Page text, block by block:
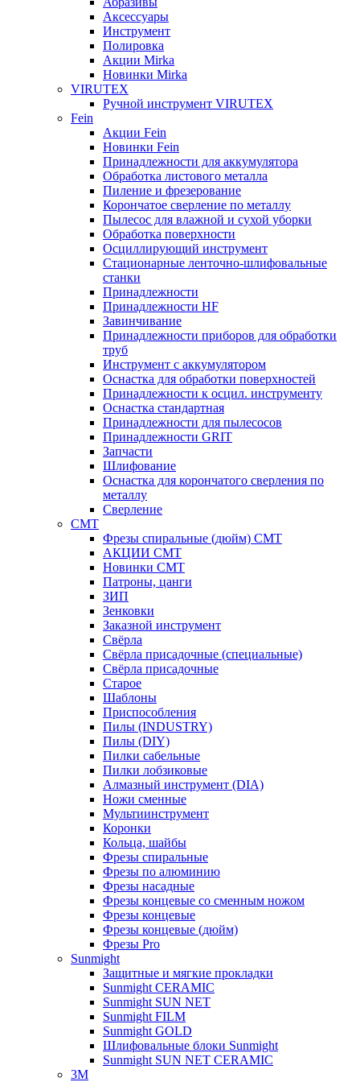
Аксессуары
Инструмент
Полировка
Акции Mirka
Новинки Mirka
VIRUTEX
Ручной инструмент VIRUTEX
Fein
Акции Fein
Новинки Fein
Принадлежности для аккумулятора
Обработка листового металла
Пиление и фрезерование
Корончатое сверление по металлу
Пылесос для влажной и сухой уборки
Обработка поверхности
Осциллирующий инструмент
Стационарные ленточно-шлифовальные
станки
Принадлежности
Принадлежности HF
Завинчивание
Принадлежности приборов для обработки
труб
Инструмент с аккумулятором
Оснастка для обработки поверхностей
Принадлежности к осцил. инструменту
Оснастка стандартная
Принадлежности для пылесосов
Принадлежности GRIT
Запчасти
Шлифование
Оснастка для корончатого сверления по
металлу
Сверление
CMT
Фрезы спиральные (дюйм) СМТ
АКЦИИ СМТ
Новинки CMT
Патроны, цанги
ЗИП
Зенковки
Заказной инструмент
Свёрла
Свёрла присадочные (специальные)
Свёрла присадочные
Старое
Шаблоны
Приспособления
Пилы (INDUSTRY)
Пилы (DIY)
Пилки сабельные
Пилки лобзиковые
Алмазный инструмент (DIA)
Ножи сменные
Мультиинструмент
Коронки
Кольца, шайбы
Фрезы спиральные
Фрезы по алюминию
Фрезы насадные
Фрезы концевые со сменным ножом
Фрезы концевые
Фрезы концевые (дюйм)
Фрезы Pro
Sunmight
Защитные и мягкие прокладки
Sunmight CERAMIC
Sunmight SUN NET
Sunmight FILM
Sunmight GOLD
Шлифовальные блоки Sunmight
Sunmight SUN NET CERAMIC
3M